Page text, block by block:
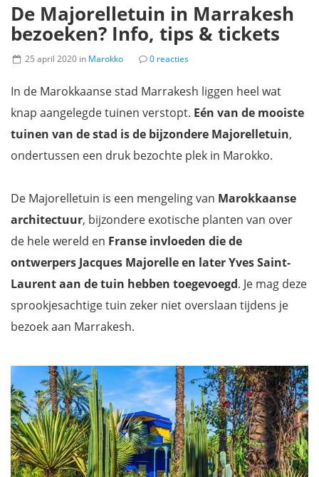
De Majorelletuin in Marrakesh
bezoeken? Info, tips & tickets
25 april 2020 in Marokko 0 reacties
In de Marokkaanse stad Marrakesh liggen heel wat
knap aangelegde tuinen verstopt. Eén van de mooiste
tuinen van de stad is de bijzondere Majorelletuin,
ondertussen een druk bezochte plek in Marokko.
De Majorelletuin is een mengeling van Marokkaanse
architectuur, bijzondere exotische planten van over
de hele wereld en Franse invloeden die de
ontwerpers Jacques Majorelle en later Yves Saint-
Laurent aan de tuin hebben toegevoegd. Je mag deze
sprookjesachtige tuin zeker niet overslaan tijdens je
bezoek aan Marrakesh.